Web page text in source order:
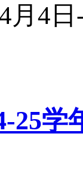
月4
25学